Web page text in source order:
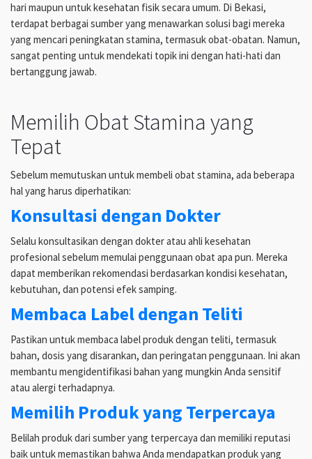
hari maupun untuk kesehatan fisik secara umum. Di Bekasi,
terdapat berbagai sumber yang menawarkan solusi bagi mereka
yang mencari peningkatan stamina, termasuk obat-obatan. Namun,
sangat penting untuk mendekati topik ini dengan hati-hati dan
bertanggung jawab.
Memilih Obat Stamina yang
Tepat
Sebelum memutuskan untuk membeli obat stamina, ada beberapa
hal yang harus diperhatikan:
Konsultasi dengan Dokter
Selalu konsultasikan dengan dokter atau ahli kesehatan
profesional sebelum memulai penggunaan obat apa pun. Mereka
dapat memberikan rekomendasi berdasarkan kondisi kesehatan,
kebutuhan, dan potensi efek samping.
Membaca Label dengan Teliti
Pastikan untuk membaca label produk dengan teliti, termasuk
bahan, dosis yang disarankan, dan peringatan penggunaan. Ini akan
membantu mengidentifikasi bahan yang mungkin Anda sensitif
atau alergi terhadapnya.
Memilih Produk yang Terpercaya
Belilah produk dari sumber yang terpercaya dan memiliki reputasi
baik untuk memastikan bahwa Anda mendapatkan produk yang